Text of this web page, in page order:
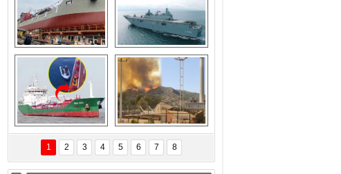
Çeksan Tersanesi,
Başaran Bayrak
tankerini suya
indirdi
TCG Anadolu,
tersane teknik
seyrini tamamladı
Göçmenlerin
imdadına Türk
sahipli MINA DENIZ
yetişti
Milas’taki yangın
yeniden termik
santrallere doğru
ilerliyor
1 2 3 4 5 6 7 8